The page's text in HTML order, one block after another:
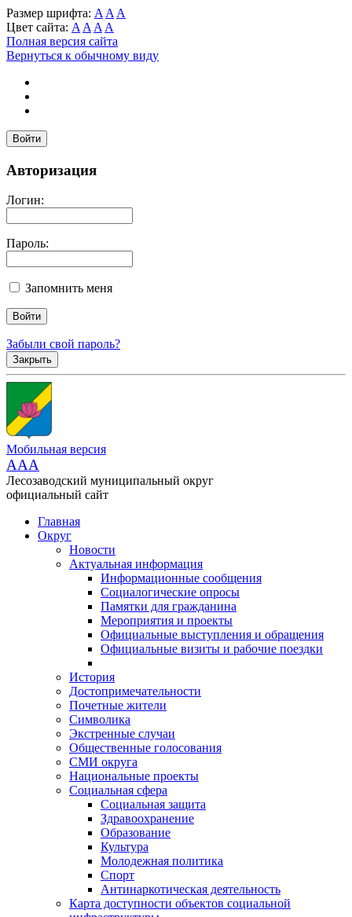
Размер шрифта: A A A
Цвет сайта: A A A A
Полная версия сайта
Вернуться к обычному виду
Войти
Авторизация
Логин:
Пароль:
Запомнить меня
Забыли свой пароль?
Закрыть
Мобильная версия
AAA
Лесозаводский муниципальный округ
официальный сайт
Главная
Округ
Новости
Актуальная информация
Информационные сообщения
Социалогические опросы
Памятки для гражданина
Мероприятия и проекты
Официальные выступления и обращения
Официальные визиты и рабочие поездки
История
Достопримечательности
Почетные жители
Символика
Экстренные случаи
Общественные голосования
СМИ округа
Национальные проекты
Социальная сфера
Социальная защита
Здравоохранение
Образование
Культура
Молодежная политика
Спорт
Антинаркотическая деятельность
Карта доступности объектов социальной